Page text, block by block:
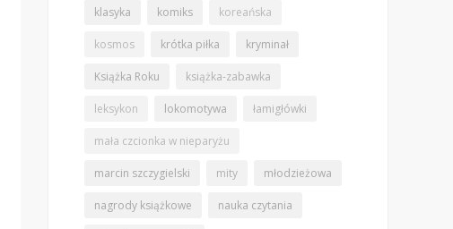
klasyka komiks koreańska
kosmos krótka piłka kryminał
Książka Roku książka-zabawka
leksykon lokomotywa łamigłówki
mała czcionka w nieparyżu
marcin szczygielski mity młodzieżowa
nagrody książkowe nauka czytania